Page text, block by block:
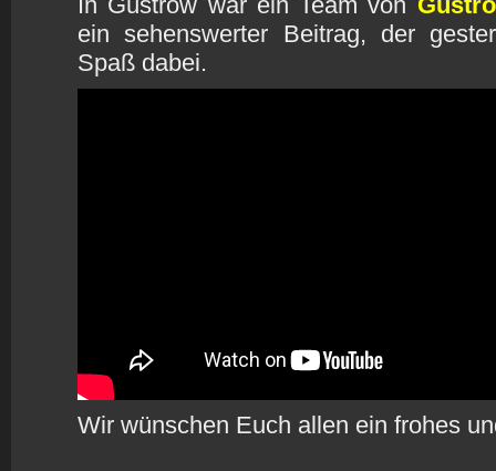
ein sehenswerter Beitrag, der
Spaß dabei.
Wir wünschen Euch allen ein frohes